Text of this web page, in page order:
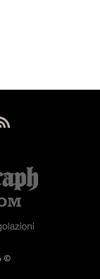
© TUTTI I DIRITTI RISERVATI 2026